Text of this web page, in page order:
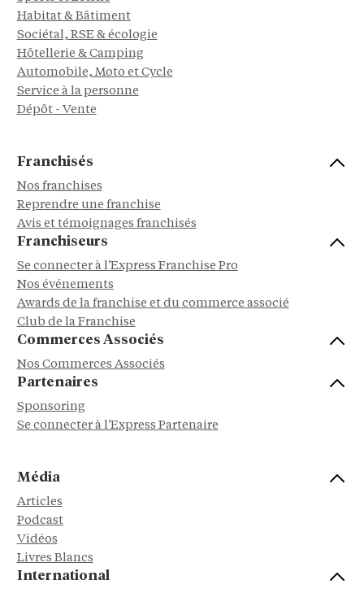
Habitat & Bâtiment
Sociétal, RSE & écologie
Hôtellerie & Camping
Automobile, Moto et Cycle
Service à la personne
Dépôt - Vente
Franchisés
Nos franchises
Reprendre une franchise
Avis et témoignages franchisés
Franchiseurs
Se connecter à l'Express Franchise Pro
Nos événements
Awards de la franchise et du commerce associé
Club de la Franchise
Commerces Associés
Nos Commerces Associés
Partenaires
Sponsoring
Se connecter à l'Express Partenaire
Média
Articles
Podcast
Vidéos
Livres Blancs
International